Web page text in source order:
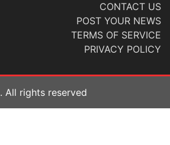
CONTACT US
POST YOUR NEWS
TERMS OF SERVICE
PRIVACY POLICY
. All rights reserved